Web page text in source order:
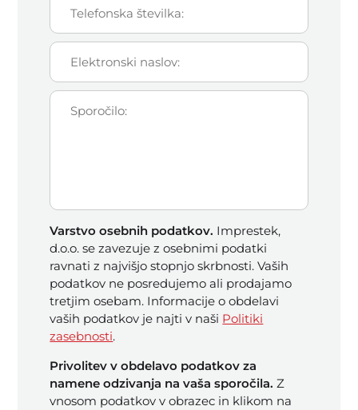
Varstvo osebnih podatkov. Imprestek,
d.o.o. se zavezuje z osebnimi podatki
ravnati z najvišjo stopnjo skrbnosti. Vaših
podatkov ne posredujemo ali prodajamo
tretjim osebam. Informacije o obdelavi
vaših podatkov je najti v naši Politiki
zasebnosti.
Privolitev v obdelavo podatkov za
namene odzivanja na vaša sporočila. Z
vnosom podatkov v obrazec in klikom na